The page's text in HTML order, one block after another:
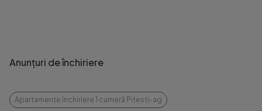
Anunțuri de închiriere
Apartamente închiriere 1 cameră Pitesti-ag